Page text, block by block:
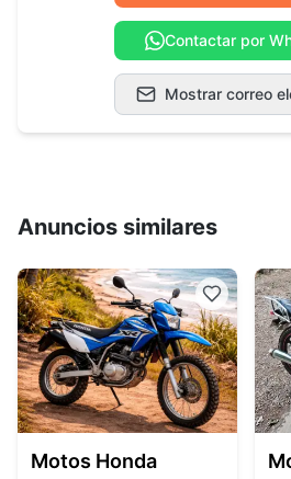
Contactar por
Mostrar correo
Anuncios similares
Motos Honda